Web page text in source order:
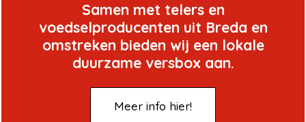
Samen met telers en
voedselproducenten uit Breda en
omstreken bieden wij een lokale
duurzame versbox aan.
Meer info hier!